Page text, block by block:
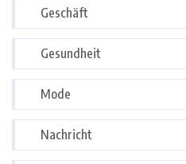
Geschäft
Gesundheit
Mode
Nachricht